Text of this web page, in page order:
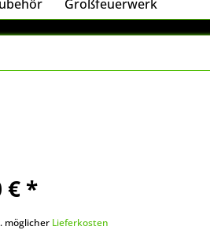
Großfeuerwerk
€ *
möglicher Lieferkosten